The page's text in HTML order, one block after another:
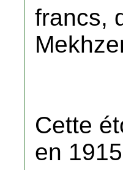
francs,
Cette
en